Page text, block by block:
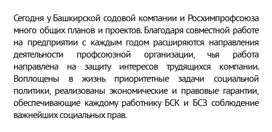
Сегодня у Башкирской содовой компании и Росхимпрофсоюза
много общих планов и проектов. Благодаря совместной работе
на предприятии с каждым годом расширяются направления
деятельности профсоюзной организации, чья работа
направлена на защиту интересов трудящихся компании.
Воплощены в жизнь приоритетные задачи социальной
политики, реализованы экономические и правовые гарантии,
обеспечивающие каждому работнику БСК и БСЗ соблюдение
важнейших социальных прав.